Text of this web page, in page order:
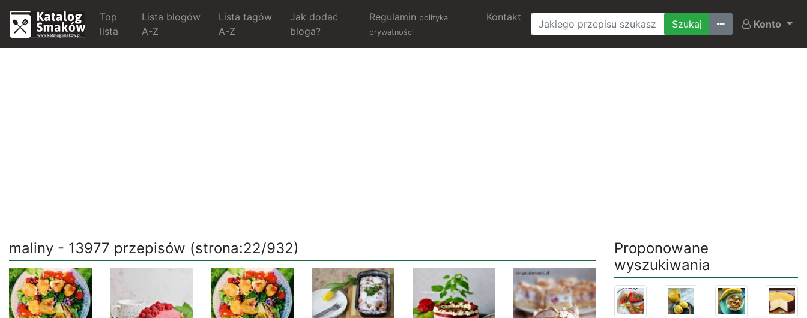
Top
lista
Lista blogów
A-Z
Lista tagów
A-Z
Jak dodać
bloga?
Regulamin polityka
prywatności
Kontakt
Ostatnio szukane
Konto
maliny - 13977 przepisów (strona:22/932)
Proponowane
wyszukiwania